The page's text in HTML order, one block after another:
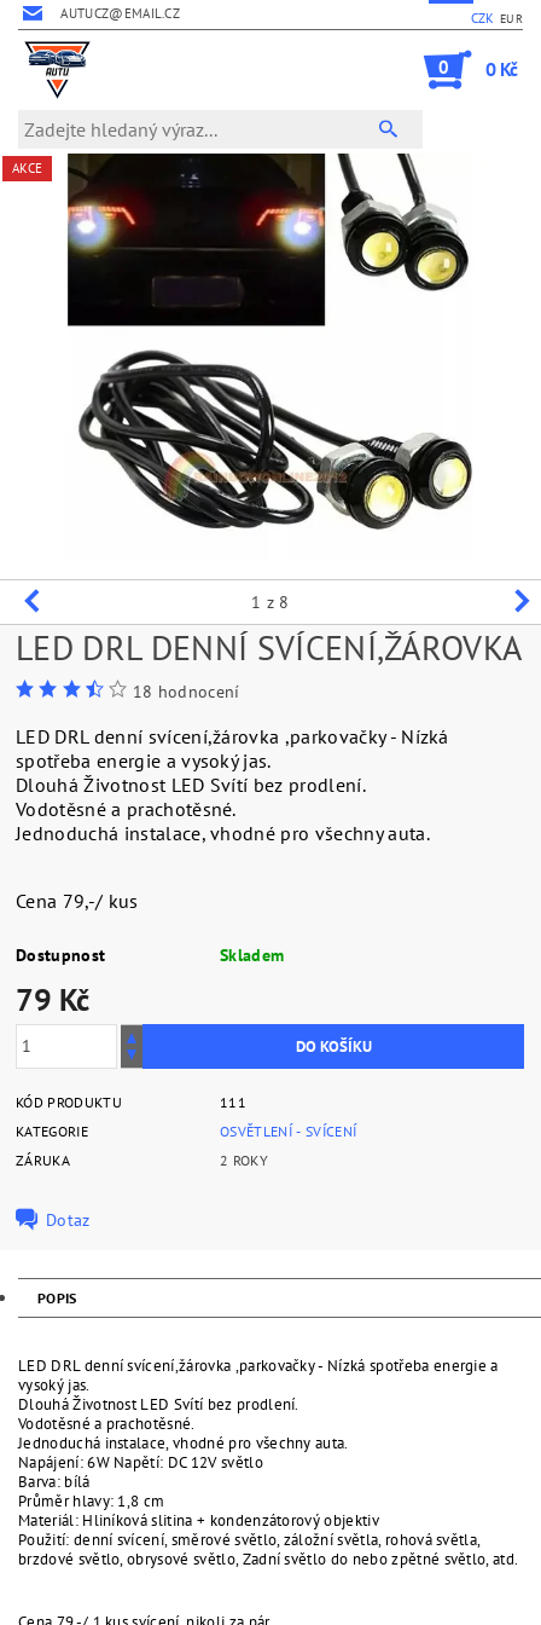
AUTUCZ@EMAIL.CZ CZK EUR
0 0 Kč
AKCE
1 z 8
LED DRL DENNÍ SVÍCENÍ,ŽÁROVKA
18 hodnocení
LED DRL denní svícení,žárovka ,parkovačky - Nízká
spotřeba energie a vysoký jas.
Dlouhá Životnost LED Svítí bez prodlení.
Vodotěsné a prachotěsné.
Jednoduchá instalace, vhodné pro všechny auta.
Cena 79,-/ kus
Dostupnost Skladem
79 Kč
KÓD PRODUKTU
111
KATEGORIE
OSVĚTLENÍ - SVÍCENÍ
ZÁRUKA
2 ROKY
Dotaz
POPIS
LED DRL denní svícení,žárovka ,parkovačky - Nízká spotřeba energie a
vysoký jas.
Dlouhá Životnost LED Svítí bez prodlení.
Vodotěsné a prachotěsné.
Jednoduchá instalace, vhodné pro všechny auta.
Napájení: 6W Napětí: DC 12V světlo
Barva: bílá
Průměr hlavy: 1,8 cm
Materiál: Hliníková slitina + kondenzátorový objektiv
Použití: denní svícení, směrové světlo, záložní světla, rohová světla,
brzdové světlo, obrysové světlo, Zadní světlo do nebo zpětné světlo, atd.